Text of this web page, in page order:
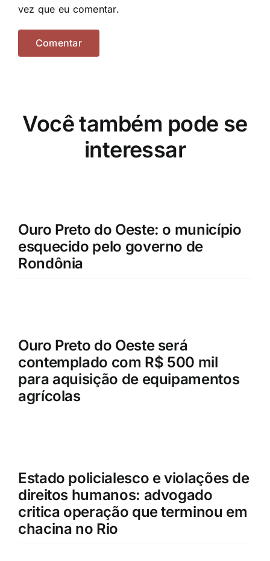
vez que eu comentar.
Você também pode se
interessar
Ouro Preto do Oeste: o município
esquecido pelo governo de
Rondônia
Ouro Preto do Oeste será
contemplado com R$ 500 mil
para aquisição de equipamentos
agrícolas
Estado policialesco e violações de
direitos humanos: advogado
critica operação que terminou em
chacina no Rio